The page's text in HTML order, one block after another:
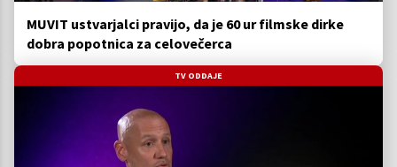
MUVIT ustvarjalci pravijo, da je 60 ur filmske dirke
dobra popotnica za celovečerca
TV ODDAJE